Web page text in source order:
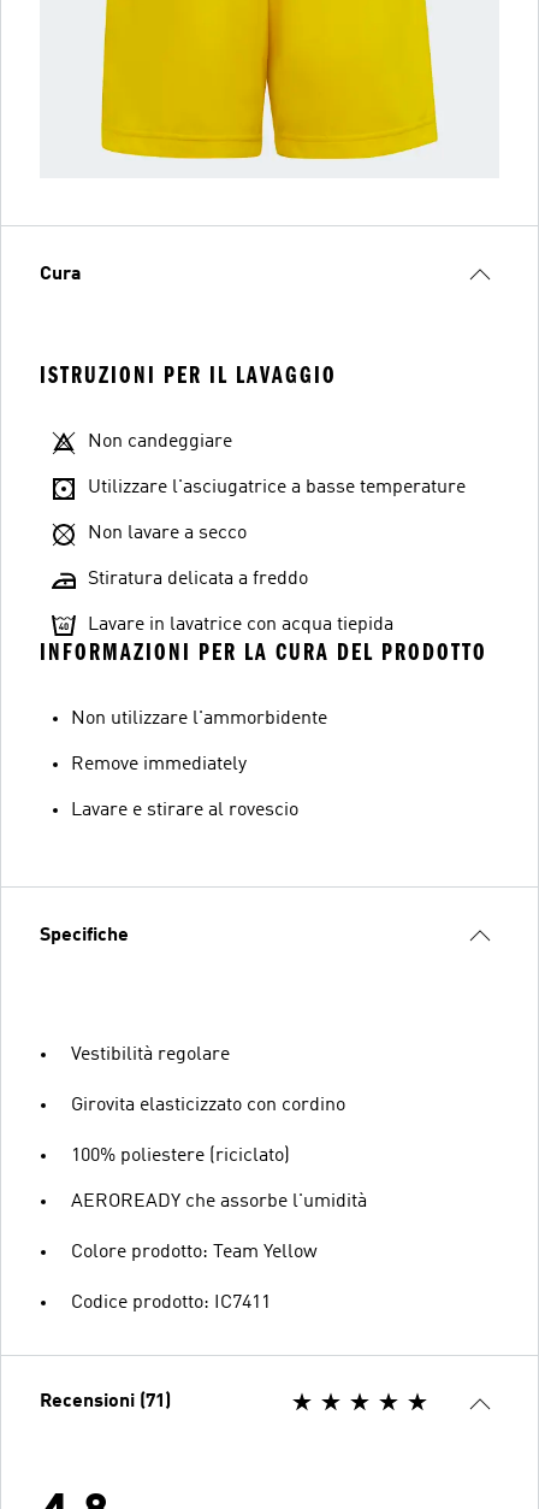
Cura
ISTRUZIONI PER IL LAVAGGIO
Non candeggiare
Utilizzare l'asciugatrice a basse temperature
Non lavare a secco
Stiratura delicata a freddo
Lavare in lavatrice con acqua tiepida
INFORMAZIONI PER LA CURA DEL PRODOTTO
Non utilizzare l'ammorbidente
Remove immediately
Lavare e stirare al rovescio
Specifiche
Vestibilità regolare
Girovita elasticizzato con cordino
100% poliestere (riciclato)
AEROREADY che assorbe l'umidità
Colore prodotto: Team Yellow
Codice prodotto: IC7411
Recensioni (71)